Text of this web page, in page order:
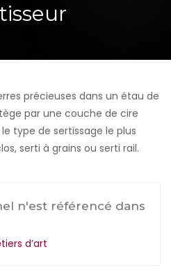
précieuses dans un étau de
par une couche de cire
type de sertissage le plus
serti à grains ou serti rail.
n'est référencé dans
d’art